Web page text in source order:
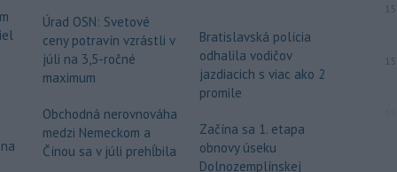
Úrad OSN: Svetové
ceny potravín vzrástli v
júli na 3,5-ročné
maximum
Obchodná nerovnováha
medzi Nemeckom a
Čínou sa v júli prehĺbila
Bratislavská polícia
odhalila vodičov
jazdiacich s viac ako 2
promile
Začína sa 1. etapa
obnovy úseku
Dolnozemplínskej